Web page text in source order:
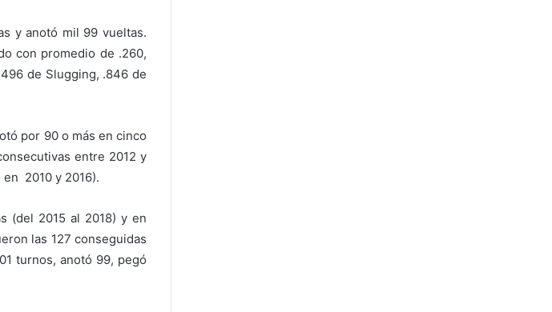
y anotó mil 99 vueltas.
con promedio de .260,
de Slugging, .846 de
por 90 o más en cinco
entre 2012 y
2010 y 2016).
(del 2015 al 2018) y en
las 127 conseguidas
turnos, anotó 99, pegó